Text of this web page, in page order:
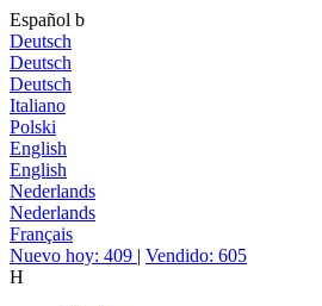
Español b
Deutsch
Deutsch
Deutsch
Italiano
Polski
English
English
Nederlands
Nederlands
Français
Nuevo hoy: 409 | Vendido: 605
H